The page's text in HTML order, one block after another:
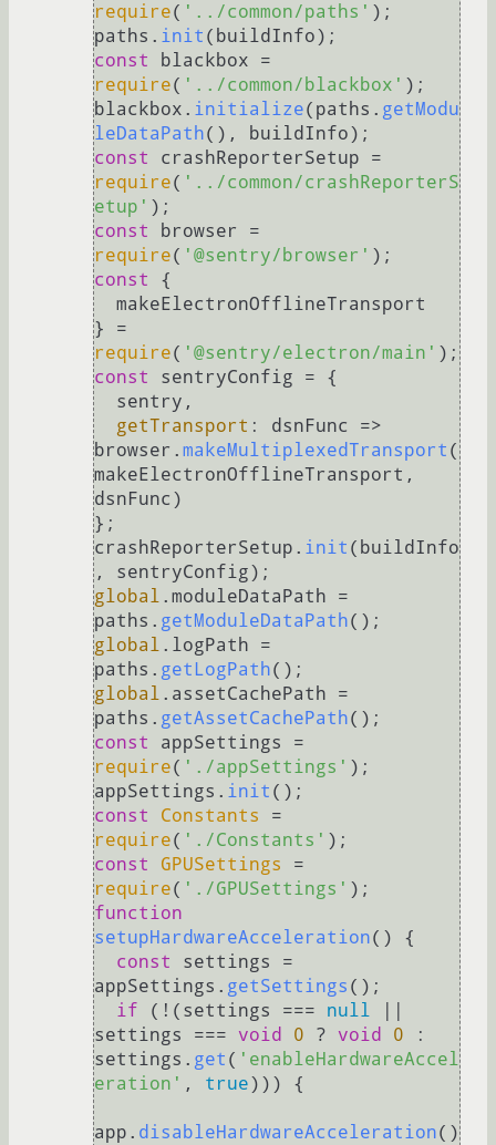
require( '../common/paths' );
paths. init
const
require( '../common/blackbox' );
blackbox. initialize(paths. getModu
leDataPath
const
require( '../common/crashReporterS
etup'
const
require( '@sentry/browser'
const
{
require( '@sentry/electron/main'
const
sentryConfig = {
getTransport : dsnFunc
=>
browser. makeMultiplexedTransport (
makeElectronOfflineTransport,
dsnFunc)
};
crashReporterSetup. init (buildInfo
global . moduleDataPath =
paths. getModuleDataPath
global . logPath =
paths. getLogPath
global . assetCachePath =
paths. getAssetCachePath
const
require( './appSettings' );
appSettings. init
const
Constants
require( './Constants'
const
GPUSettings
require( './GPUSettings'
function
setupHardwareAcceleration( ) {
const
settings =
appSettings. getSettings ();
if (!(settings === null
settings === void 0 ? void 0 :
settings. get ( 'enableHardwareAccel
eration' , true))) {
app. disableHardwareAcceleration()